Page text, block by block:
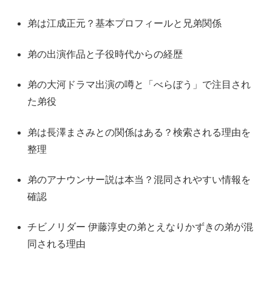
弟は江成正元？基本プロフィールと兄弟関係
弟の出演作品と子役時代からの経歴
弟の大河ドラマ出演の噂と「べらぼう」で注目され
た弟役
弟は長澤まさみとの関係はある？検索される理由を
整理
弟のアナウンサー説は本当？混同されやすい情報を
確認
チビノリダー 伊藤淳史の弟とえなりかずきの弟が混
同される理由